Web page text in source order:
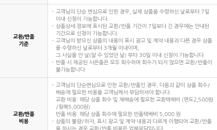
교환/반품
기준
고객님의 단순 변심으로 인한 경우, 실제 상품을 수령하신 날로부터 7일
이내 신청이 가능합니다.
상품상세 정보에 표시된 교환/반품 기간이 7일보다 긴 경우에는 안내된
기간으로 신청이 가능합니다.
고객님이 받으신 상품의 내용이 표시 광고 및 계약 내용과 다른 경우 상품
을 수령하신 날로부터 3개월 이내이며,
그 사실을 안 날(알 수 있었던 날) 부터 30일 이내 신청이 가능합니다.
반품 시 제공된 사은품은 모두 회수하며 회수가 되지 않으면 교환/반품이
불가능합니다.
교환/반품
비용
고객님의 단순변심으로 인한 교환/반품인 경우, 다음과 같이 상품 회수/
배송에 필요한 비용을 고객님께서 부담하셔야 합니다.
교환 비용: 해당 상품 회수 및 재배송에 필요한 교환택배비 (편도2,500원
/왕복5,000원)
반품 비용: 해당 상품 회수에 필요한 반품택배비 5,000 원
상품의 불량/하자, 표시 광고 및 계약 내용과 다르게 이행되어 교환/반품